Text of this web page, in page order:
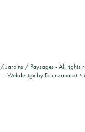
Jardins / Paysages- All rights
Webdesign by Fouinzanardi +